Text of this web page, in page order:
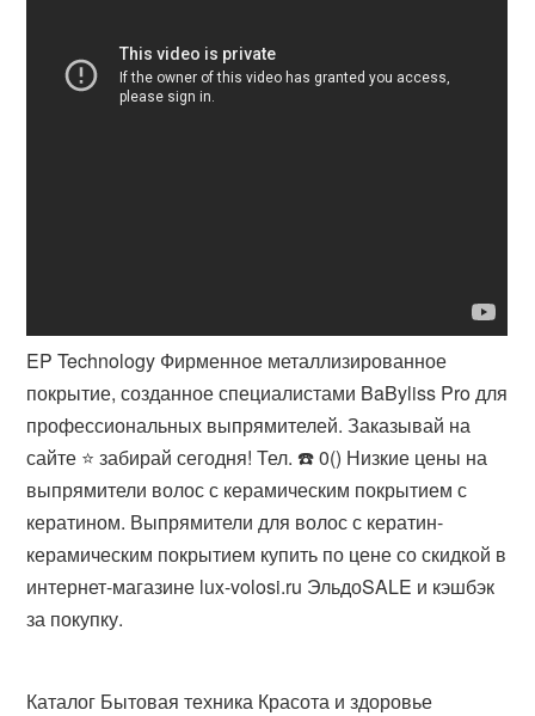
EP Technology Фирменное металлизированное
покрытие, созданное специалистами BaByliss Pro для
профессиональных выпрямителей. Заказывай на
сайте ⭐ забирай сегодня! Тел. ☎️ 0() Низкие цены на
выпрямители волос с керамическим покрытием с
кератином. Выпрямители для волос с кератин-
керамическим покрытием купить по цене со скидкой в
интернет-магазине lux-volosi.ru ЭльдоSALE и кэшбэк
за покупку​.
Каталог Бытовая техника Красота и здоровье